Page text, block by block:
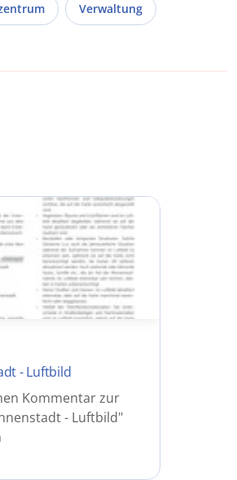
Verwaltung
- Luftbild
Kommentar zur
- Luftbild"